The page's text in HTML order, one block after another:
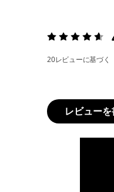
評価:4.6 / 5
20レビューに基づく
レビューを